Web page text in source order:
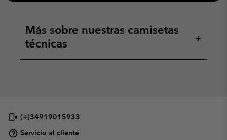
Más sobre nuestras camisetas
técnicas
+
(+)34919015933
Servicio al cliente